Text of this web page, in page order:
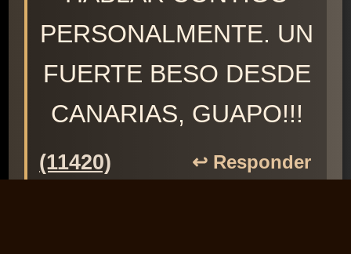
PERSONALMENTE. UN
FUERTE BESO DESDE
CANARIAS, GUAPO!!!
(11420) ↩️ Responder